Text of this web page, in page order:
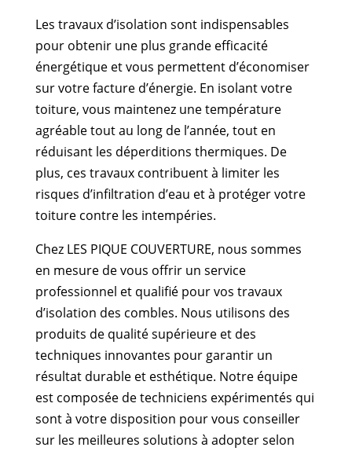
Les travaux d’isolation sont indispensables
pour obtenir une plus grande efficacité
énergétique et vous permettent d’économiser
sur votre facture d’énergie. En isolant votre
toiture, vous maintenez une température
agréable tout au long de l’année, tout en
réduisant les déperditions thermiques. De
plus, ces travaux contribuent à limiter les
risques d’infiltration d’eau et à protéger votre
toiture contre les intempéries.
Chez LES PIQUE COUVERTURE, nous sommes
en mesure de vous offrir un service
professionnel et qualifié pour vos travaux
d’isolation des combles. Nous utilisons des
produits de qualité supérieure et des
techniques innovantes pour garantir un
résultat durable et esthétique. Notre équipe
est composée de techniciens expérimentés qui
sont à votre disposition pour vous conseiller
sur les meilleures solutions à adopter selon